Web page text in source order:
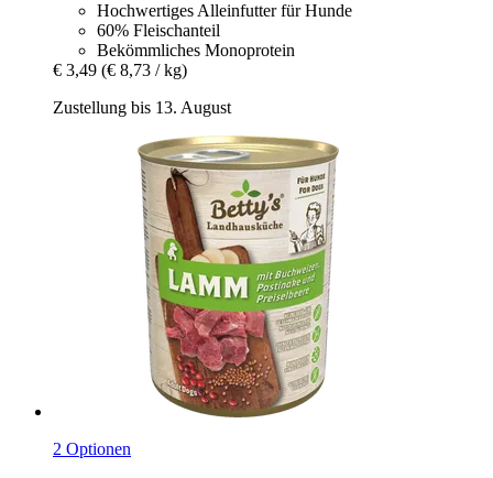
Hochwertiges Alleinfutter für Hunde
60% Fleischanteil
Bekömmliches Monoprotein
€ 3,49 (€ 8,73 / kg)
Zustellung bis 13. August
2 Optionen